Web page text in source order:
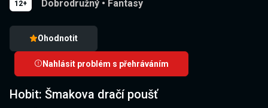
12+ Dobrodružný • Fantasy
Ohodnotit
Nahlásit problém s přehráváním
Hobit: Šmakova dračí poušť